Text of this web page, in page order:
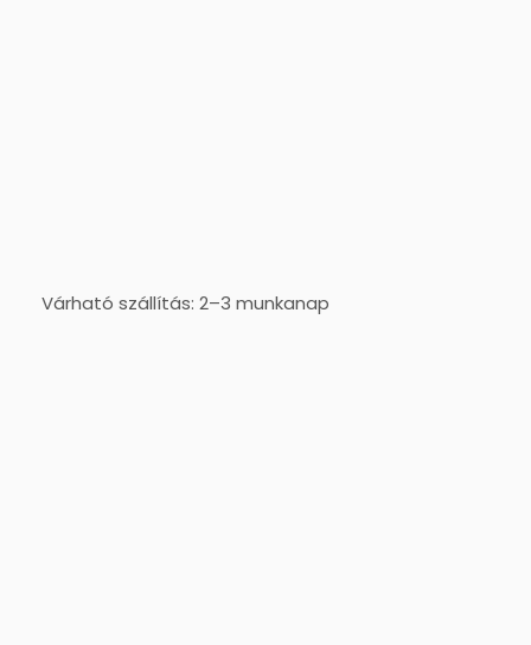
Várható szállítás: 2–3 munkanap